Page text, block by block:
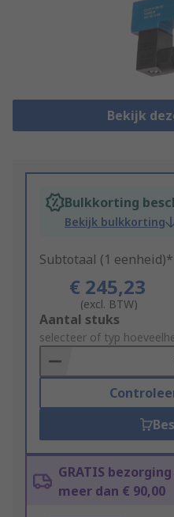
Bekijk
Bulkkorting
Bekijk bulkkorting
Subtotaal (1 eenheid)*
€ 245,23
(excl. BTW)
Add
to
Basket
Aantal stuks
selecteer of typ
GRATIS
meer dan € 90,00